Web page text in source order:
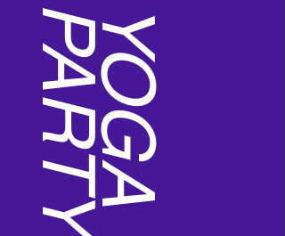
YOGA
PARTY